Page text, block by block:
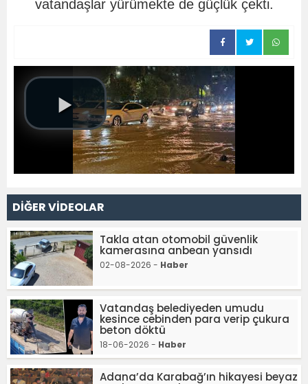
vatandaşlar yürümekte de güçlük çekti.
DİĞER VİDEOLAR
Takla atan otomobil güvenlik
kamerasına anbean yansıdı
02-08-2026 - Haber
Vatandaş belediyeden umudu
kesince cebinden para verip çukura
beton döktü
18-06-2026 - Haber
Adana’da Karabağ’ın hikayesi beyaz